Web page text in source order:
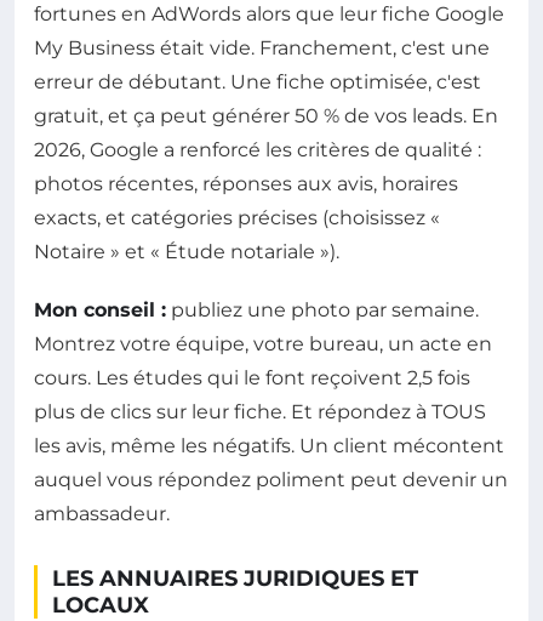
fortunes en AdWords alors que leur fiche Google
My Business était vide. Franchement, c'est une
erreur de débutant. Une fiche optimisée, c'est
gratuit, et ça peut générer 50 % de vos leads. En
2026, Google a renforcé les critères de qualité :
photos récentes, réponses aux avis, horaires
exacts, et catégories précises (choisissez «
Notaire » et « Étude notariale »).
Mon conseil : publiez une photo par semaine.
Montrez votre équipe, votre bureau, un acte en
cours. Les études qui le font reçoivent 2,5 fois
plus de clics sur leur fiche. Et répondez à TOUS
les avis, même les négatifs. Un client mécontent
auquel vous répondez poliment peut devenir un
ambassadeur.
LES ANNUAIRES JURIDIQUES ET
LOCAUX